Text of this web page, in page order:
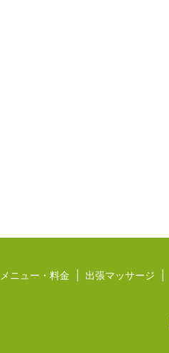
メニュー・料金 出張マッサージ